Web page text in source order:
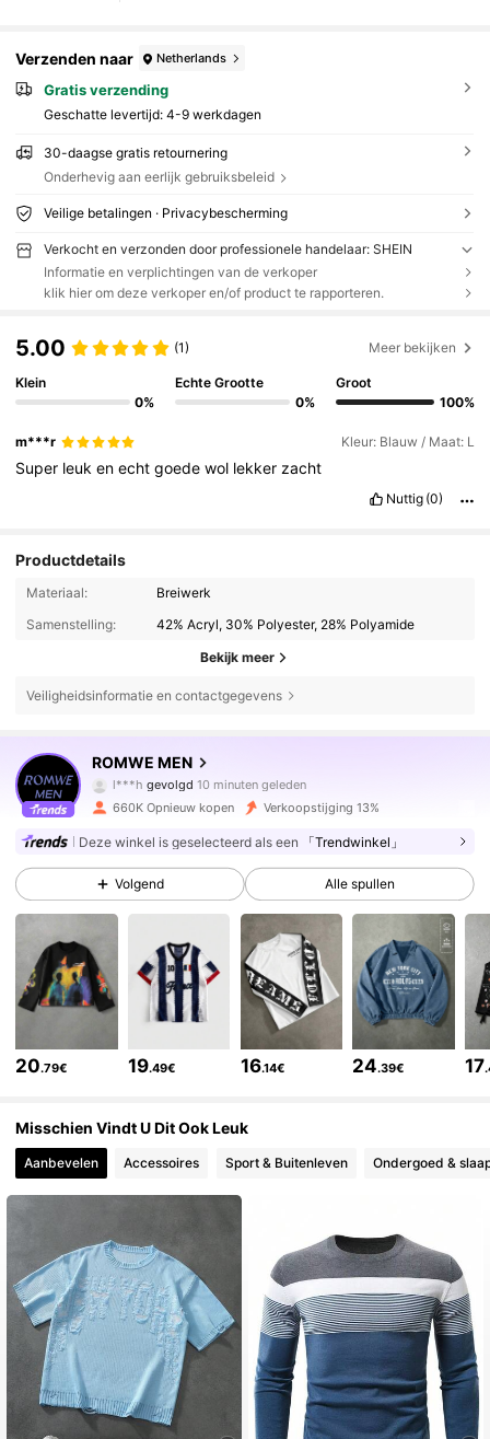
Verzenden naar Netherlands
Gratis verzending
Geschatte levertijd: 4-9 werkdagen
30-daagse gratis retournering
Onderhevig aan eerlijk gebruiksbeleid
Veilige betalingen · Privacybescherming
Verkocht en verzonden door professionele handelaar: SHEIN
Informatie en verplichtingen van de verkoper
klik hier om deze verkoper en/of product te rapporteren.
5.00 (1) Meer bekijken
Klein
0%
Echte Grootte
0%
Groot
100%
m***r Kleur: Blauw / Maat: L
Super leukenechtgoedewol lekker zacht
Nuttig (0)
Productdetails
Materiaal:
Breiwerk
Samenstelling:
42% Acryl, 30% Polyester, 28% Polyamide
Bekijk meer
Veiligheidsinformatie en contactgegevens
ROMWE MEN
l***h gevolgd 10 minuten geleden
w***nis aan het browsen
665K Volgers
665K Volgers
4.81 665K Volgers
665K Volgers
4.81 665K Volgers
660K Opnieuw kopen Verkoopstijging 13%
Deze winkel is geselecteerd als een 「Trendwinkel」
Volgend Alle spullen
20.79€ 19.49€ 16.14€ 24.39€ 17
Misschien Vindt U Dit Ook Leuk
Aanbevelen Accessoires Sport & Buitenleven Ondergoed &